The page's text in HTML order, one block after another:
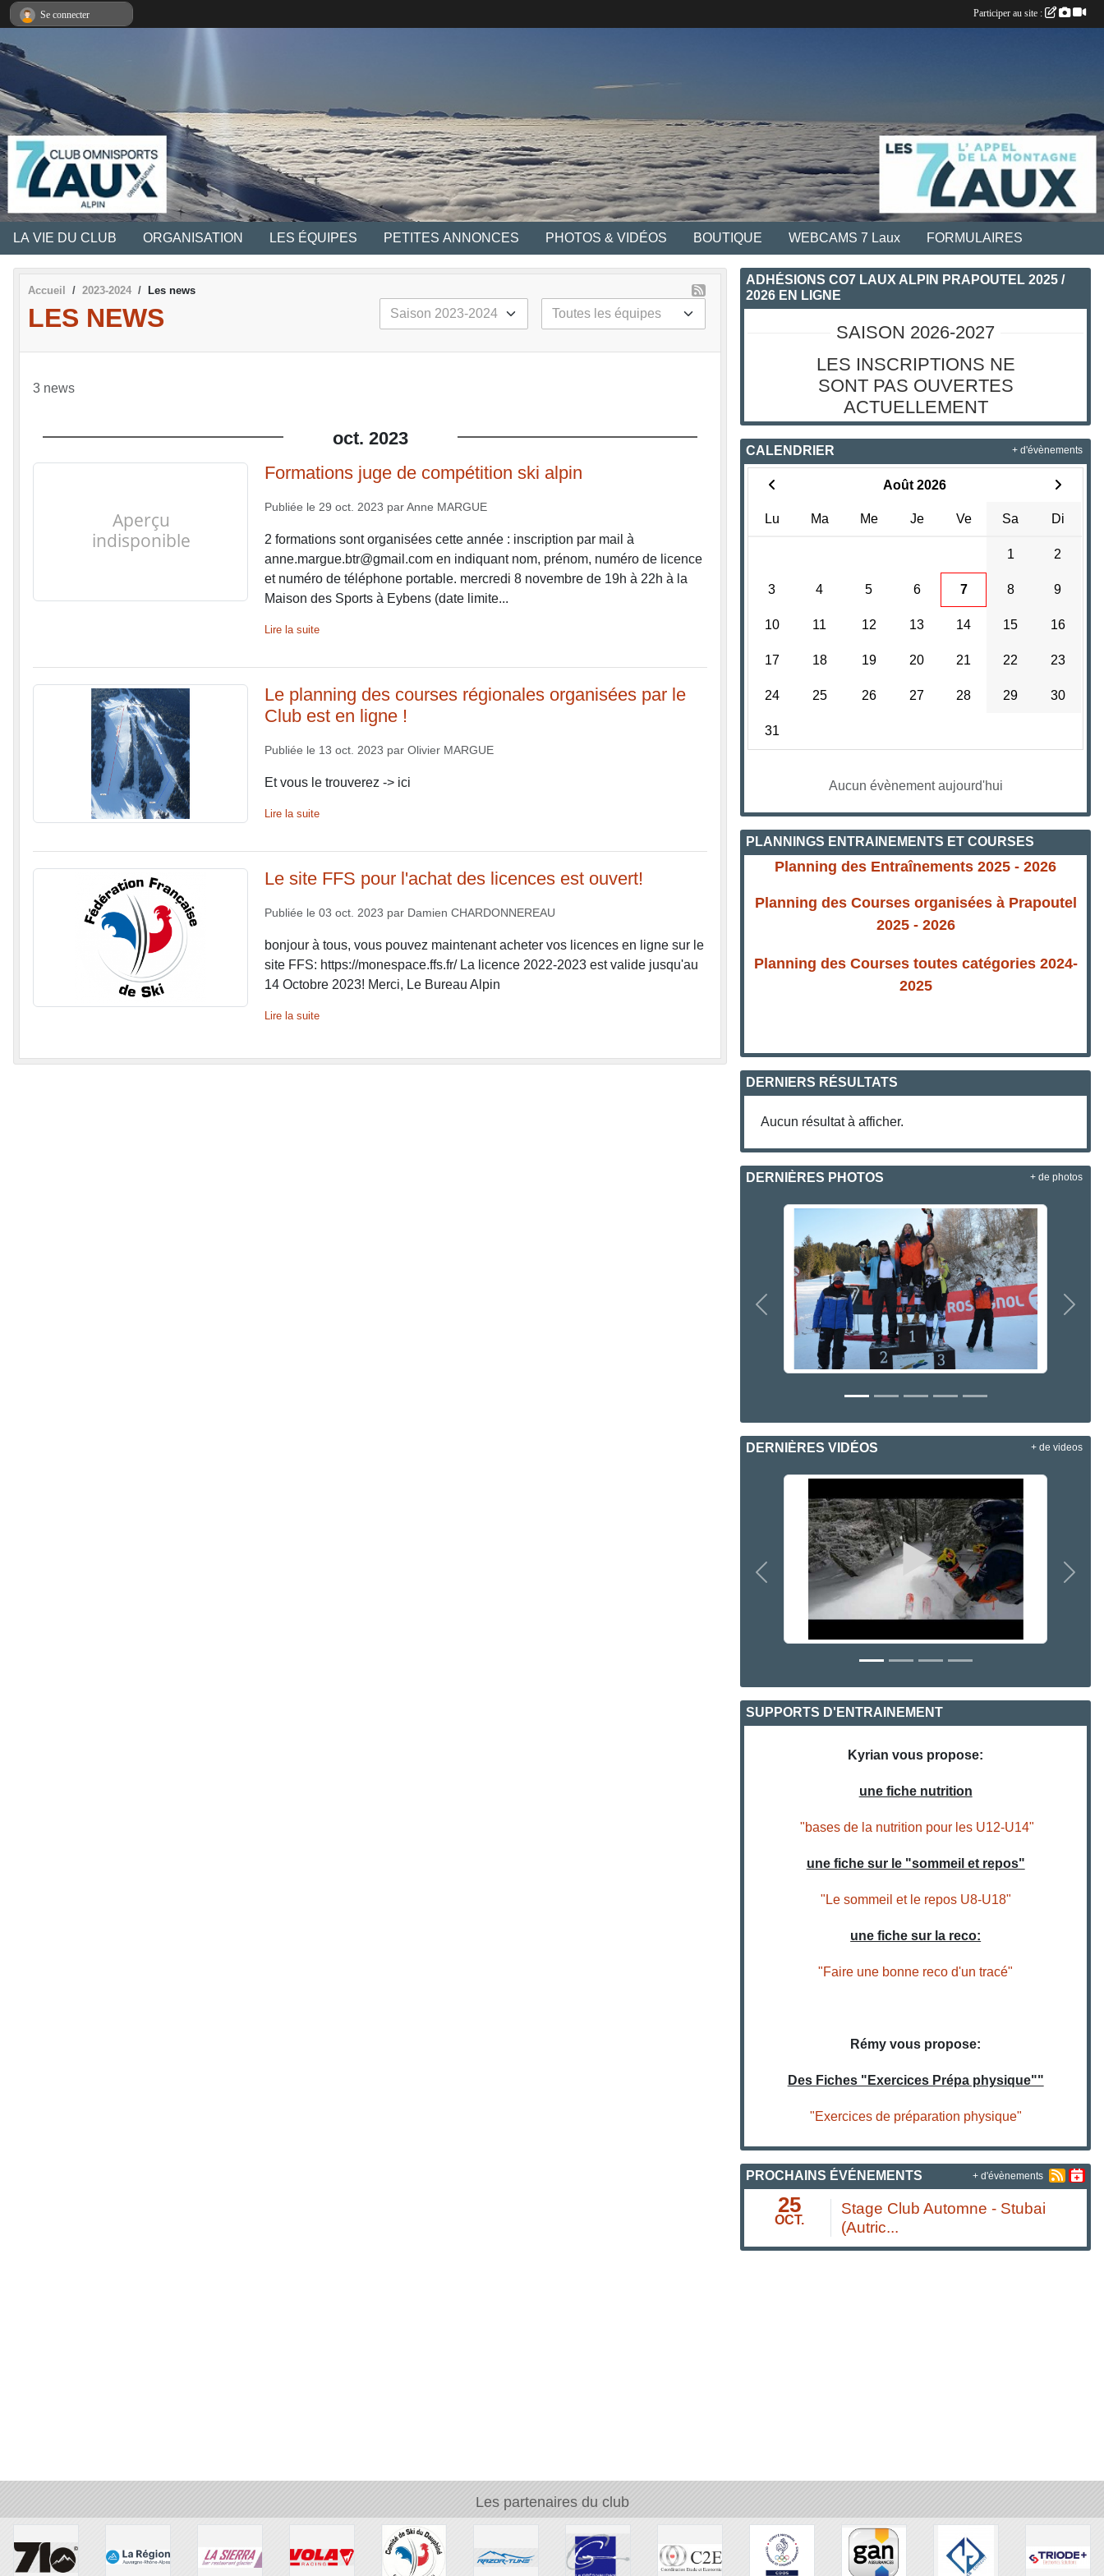
LA VIE DU CLUB ORGANISATION LES ÉQUIPES PETITES ANNONCES PHOTOS & VIDÉOS BOUTIQUE WEBCAMS 7 Laux FORMULAIRES
Accueil 2023-2024 Les news
LES NEWS
3 news
oct. 2023
Formations juge de compétition ski alpin
Publiée le 29 oct. 2023 parAnne MARGUE
2 formations sont organisées cette année : inscription par mail à
anne.margue.btr@gmail.com en indiquant nom, prénom, numéro de licence
et numéro de téléphone portable. mercredi 8 novembre de 19h à 22h à la
Maison des Sports à Eybens (date limite...
Lire la suite
Le planning des courses régionales organisées par le
Club est en ligne !
Publiée le 13 oct. 2023 par Olivier MARGUE
Et vous le trouverez -> ici
Lire la suite
Le site FFS pour l'achat des licences est ouvert!
Publiée le 03 oct. 2023 par Damien CHARDONNEREAU
bonjour à tous, vous pouvez maintenant acheter vos licences en ligne sur le
site FFS: https://monespace.ffs.fr/ La licence 2022-2023 est valide jusqu'au
14 Octobre 2023! Merci, Le Bureau Alpin
Lire la suite
ADHÉSIONS CO7 LAUX ALPIN PRAPOUTEL 2025 /
2026 EN LIGNE
SAISON 2026-2027
LES INSCRIPTIONS NE
SONT PAS OUVERTES
ACTUELLEMENT
CALENDRIER
Août 2026
Lu Ma Me Je Ve Sa Di
1 2
3 4 5 6 7 8 9
10 11 12 13 14 15 16
17 18 19 20 21 22 23
24 25 26 27 28 29 30
31
Aucun évènement aujourd'hui
+ d'évènements
PLANNINGS ENTRAINEMENTS ET COURSES
Planning des Entraînements 2025 - 2026
Planning des Courses organisées à Prapoutel
2025 - 2026
Planning des Courses toutes catégories 2024-
2025
DERNIERS RÉSULTATS
Aucun résultat à afficher.
DERNIÈRES PHOTOS
Précedent
+ de photos
DERNIÈRES VIDÉOS
Précedent
+ de videos
SUPPORTS D'ENTRAINEMENT
Kyrian vous propose:
une fiche nutrition
"bases de la nutrition pour les U12-U14"
une fiche sur le "sommeil et repos"
"Le sommeil et le repos U8-U18"
une fiche sur la reco:
"Faire une bonne reco d'un tracé"
Rémy vous propose:
Des Fiches "Exercices Prépa physique""
"Exercices de préparation physique"
PROCHAINS ÉVÉNEMENTS
25
OCT.
Stage Club Automne - Stubai
(Autric...
+ d'évènements
Les partenaires du club
Se connecter Participer au site :
Panneau de gestion des cookies